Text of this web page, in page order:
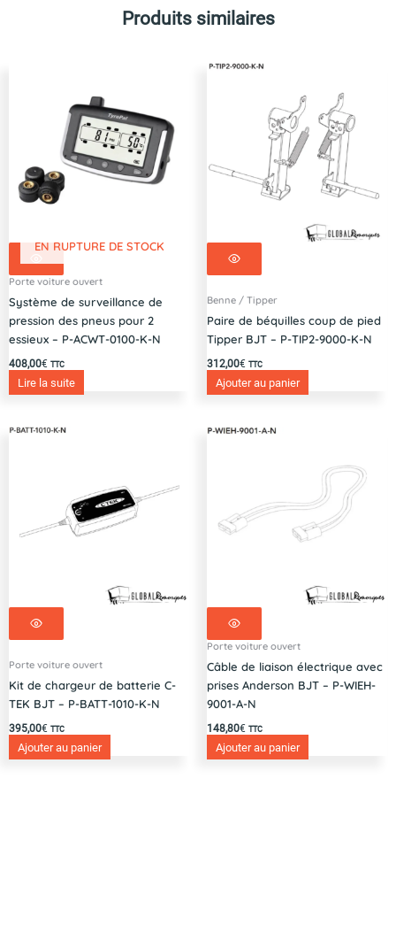
Produits similaires
EN RUPTURE DE STOCK
Porte voiture ouvert
Système de surveillance de
pression des pneus pour 2
essieux – P-ACWT-0100-K-N
408,00€ TTC
Lire la suite
Benne / Tipper
Paire de béquilles coup de pied
Tipper BJT – P-TIP2-9000-K-N
312,00€ TTC
Ajouter au panier
Porte voiture ouvert
Kit de chargeur de batterie C-
TEK BJT – P-BATT-1010-K-N
395,00€ TTC
Ajouter au panier
Porte voiture ouvert
Câble de liaison électrique avec
prises Anderson BJT – P-WIEH-
9001-A-N
148,80€ TTC
Ajouter au panier